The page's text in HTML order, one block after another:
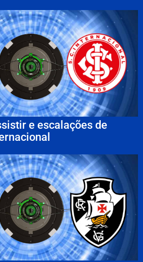
e escalações de